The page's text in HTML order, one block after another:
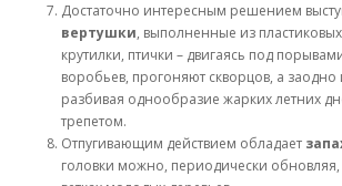
Достаточно интересным решением
вертушки, выполненные из
крутилки, птички – двигаясь под
воробьев, прогоняют скворцов, а
разбивая однообразие жарких летних
трепетом.
Отпугивающим действием обладает
головки можно, периодически